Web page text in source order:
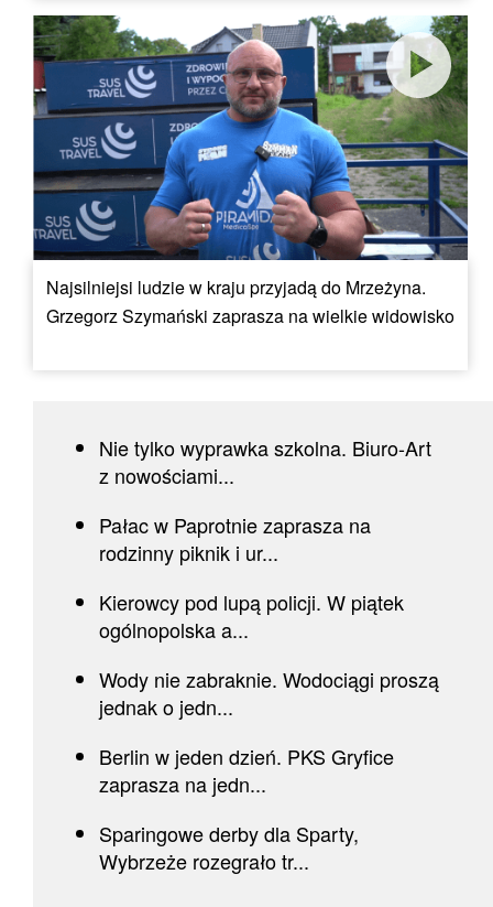
Najsilniejsi ludzie w kraju przyjadą do Mrzeżyna.
Grzegorz Szymański zaprasza na wielkie widowisko
Nie tylko wyprawka szkolna. Biuro-Art
z nowościami...
Pałac w Paprotnie zaprasza na
rodzinny piknik i ur...
Kierowcy pod lupą policji. W piątek
ogólnopolska a...
Wody nie zabraknie. Wodociągi proszą
jednak o jedn...
Berlin w jeden dzień. PKS Gryfice
zaprasza na jedn...
Sparingowe derby dla Sparty,
Wybrzeże rozegrało tr...